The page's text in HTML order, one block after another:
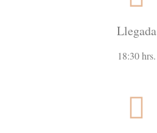
Llegada
18:30 hrs.